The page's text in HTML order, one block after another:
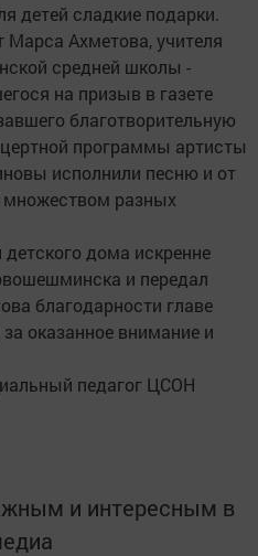
детей сладкие подарки.
Ахметова, учителя
средней школы -
на призыв в газете
благотворительную
программы артисты
исполнили песню и от
множеством разных
дома искренне
и передал
благодарности главе
оказанное внимание и
педагог ЦСОН
и интересным в